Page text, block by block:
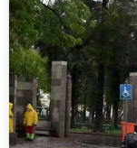
LOCALES